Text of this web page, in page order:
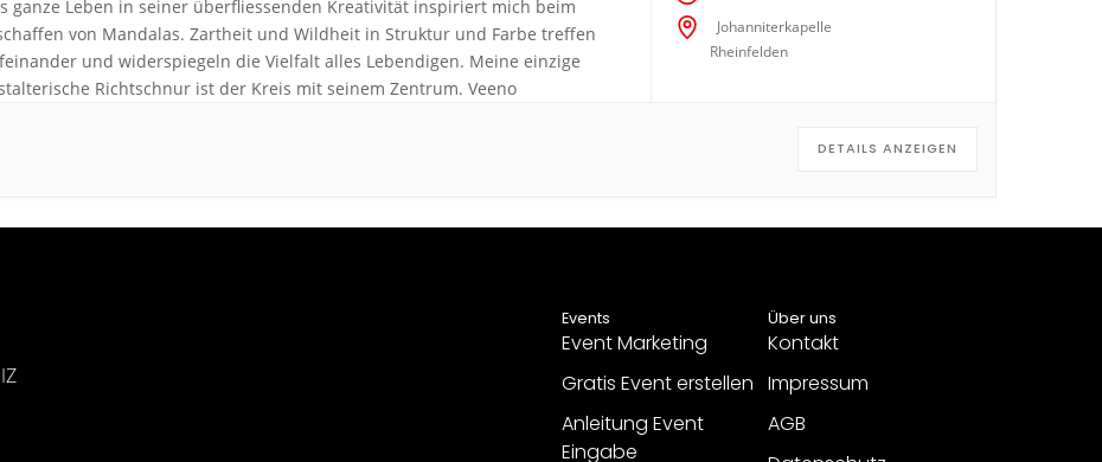
ganze Leben in seiner überfliessenden Kreativität inspiriert mich beim
von Mandalas. Zartheit und Wildheit in Struktur und Farbe treffen
und widerspiegeln die Vielfalt alles Lebendigen. Meine einzige
Richtschnur ist der Kreis mit seinem Zentrum. Veeno
Johanniterkapelle
Rheinfelden
DETAILS ANZEIGEN
Events
Event Marketing
Gratis Event erstellen
Anleitung Event
Eingabe
Über uns
Kontakt
Impressum
AGB